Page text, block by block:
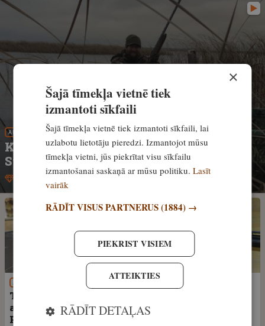
APRĪKOJUMS
Kā aprīkot laivu ūdensputnu medībām?
Stāsta pieredzējuši mednieki
Tēmēklis, ko tumsā
apskaustu pat kaķis!
Pantera EX 640
uzsprāgt ieroča stobrs
×
Šajā tīmekļa vietnē tiek
izmantoti sīkfaili
Šajā tīmekļa vietnē tiek izmantoti sīkfaili, lai
uzlabotu lietotāju pieredzi. Izmantojot mūsu
tīmekļa vietni, jūs piekrītat visu sīkfailu
izmantošanai saskaņā ar mūsu politiku.Lasīt
vairāk
RĀDĪT VISUS PARTNERUS(1884) →
PIEKRIST VISIEM
ATTEIKTIES
RĀDĪT DETAĻAS